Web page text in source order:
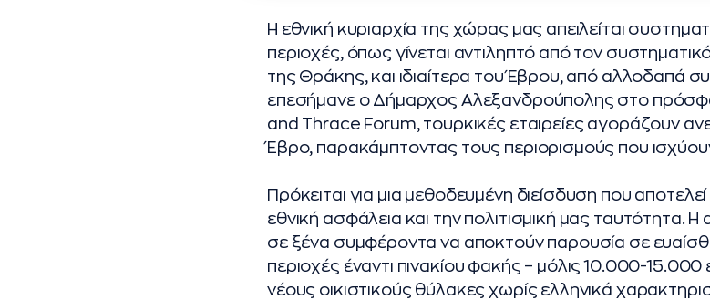
Η εθνική κυριαρχία της χώρας μας απειλείται
περιοχές, όπως γίνεται αντιληπτό από τον
της Θράκης, και ιδιαίτερα του Έβρου, από αλλοδαπά
επεσήμανε ο Δήμαρχος Αλεξανδρούπολης στο
and Thrace Forum, τουρκικές εταιρείες αγοράζουν
Έβρο, παρακάμπτοντας τους περιορισμούς που
Πρόκειται για μια μεθοδευμένη διείσδυση που αποτελεί
εθνική ασφάλεια και την πολιτισμική μας ταυτότητα. Η
σε ξένα συμφέροντα να αποκτούν παρουσία σε
περιοχές έναντι πινακίου φακής – μόλις 10.000-
νέους οικιστικούς θύλακες χωρίς ελληνικά